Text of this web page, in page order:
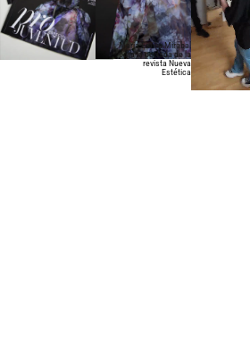
Maria Emilia Mirabal
para la portada de la
revista Nueva
Estética